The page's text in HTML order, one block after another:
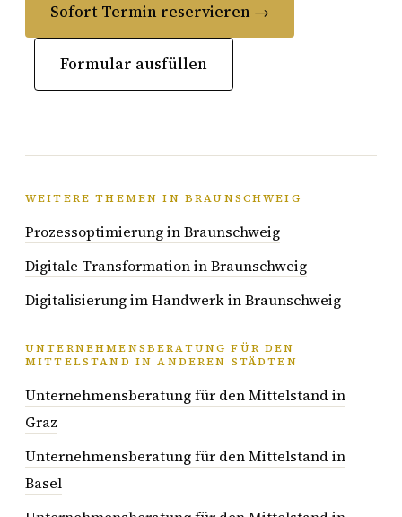
Sofort-Termin reservieren →
Formular ausfüllen
WEITERE THEMEN IN BRAUNSCHWEIG
Prozessoptimierung in Braunschweig
Digitale Transformation in Braunschweig
Digitalisierung im Handwerk in Braunschweig
UNTERNEHMENSBERATUNG FÜR DEN
MITTELSTAND IN ANDEREN STÄDTEN
Unternehmensberatung für den Mittelstand in
Graz
Unternehmensberatung für den Mittelstand in
Basel